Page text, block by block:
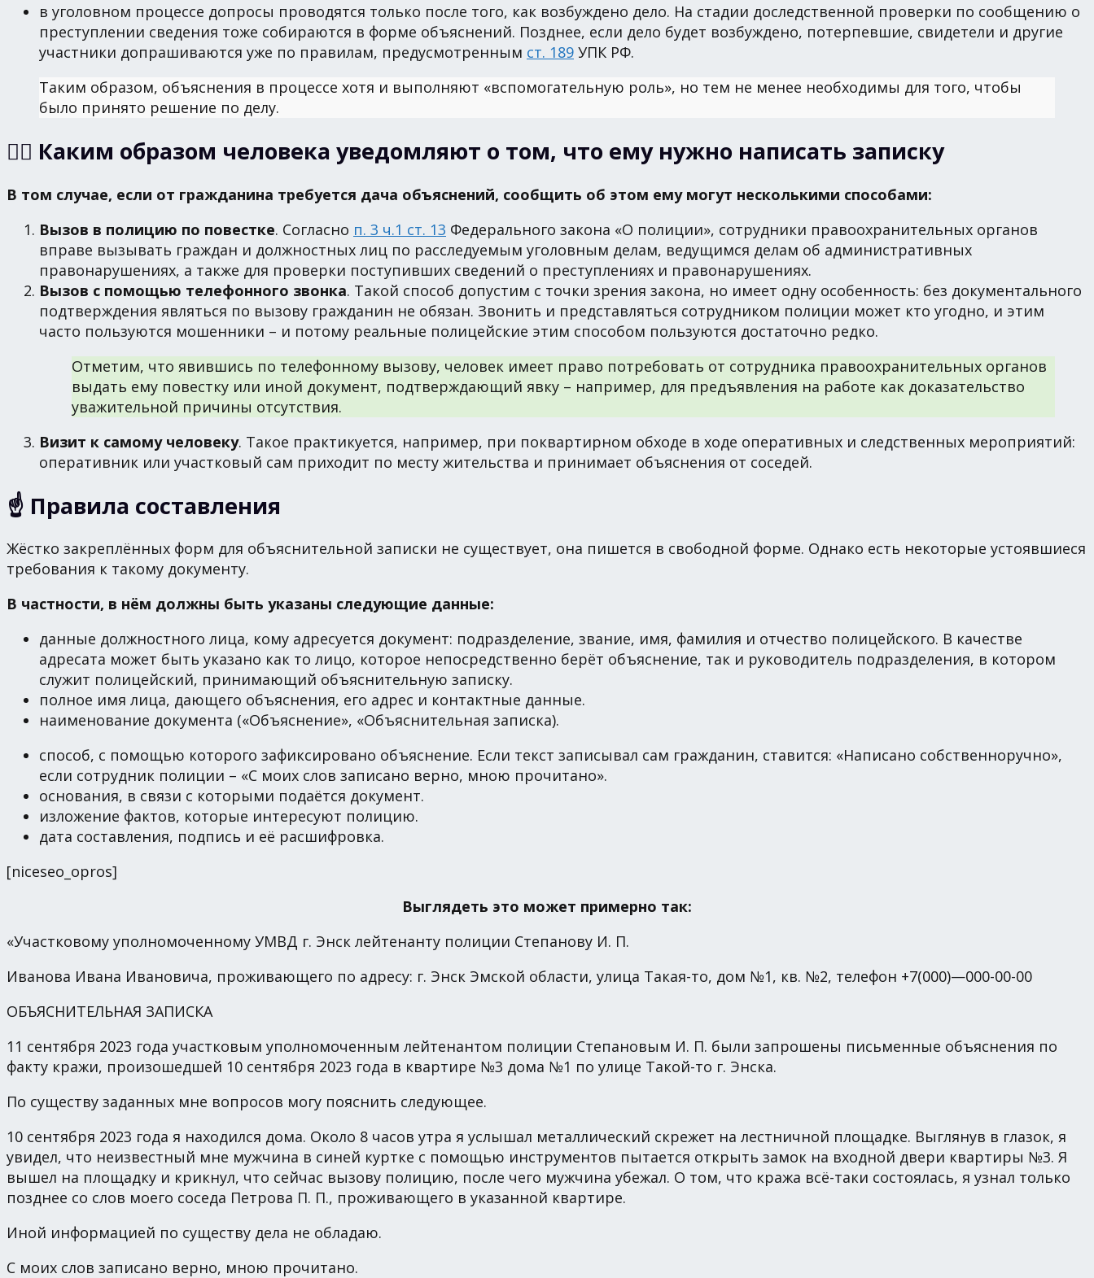
в уголовном процессе допросы проводятся только после того, как возбуждено дело. На стадии доследственной проверки по сообщению о
преступлении сведения тоже собираются в форме объяснений. Позднее, если дело будет возбуждено, потерпевшие, свидетели и другие
участники допрашиваются уже по правилам, предусмотренным ст. 189 УПК РФ.
Таким образом, объяснения в процессе хотя и выполняют «вспомогательную роль», но тем не менее необходимы для того, чтобы
было принято решение по делу.
🙋‍♂️ Каким образом человека уведомляют о том, что ему нужно написать записку
В том случае, если от гражданина требуется дача объяснений, сообщить об этом ему могут несколькими способами:
Вызов в полицию по повестке. Согласно п. 3 ч.1 ст. 13 Федерального закона «О полиции», сотрудники правоохранительных органов
вправе вызывать граждан и должностных лиц по расследуемым уголовным делам, ведущимся делам об административных
правонарушениях, а также для проверки поступивших сведений о преступлениях и правонарушениях.
Вызов с помощью телефонного звонка. Такой способ допустим с точки зрения закона, но имеет одну особенность: без документального
подтверждения являться по вызову гражданин не обязан. Звонить и представляться сотрудником полиции может кто угодно, и этим
часто пользуются мошенники – и потому реальные полицейские этим способом пользуются достаточно редко.
Отметим, что явившись по телефонному вызову, человек имеет право потребовать от сотрудника правоохранительных органов
выдать ему повестку или иной документ, подтверждающий явку – например, для предъявления на работе как доказательство
уважительной причины отсутствия.
Визит к самому человеку. Такое практикуется, например, при поквартирном обходе в ходе оперативных и следственных мероприятий:
оперативник или участковый сам приходит по месту жительства и принимает объяснения от соседей.
☝️ Правила составления
Жёстко закреплённых форм для объяснительной записки не существует, она пишется в свободной форме. Однако есть некоторые устоявшиеся
требования к такому документу.
В частности, в нём должны быть указаны следующие данные:
данные должностного лица, кому адресуется документ: подразделение, звание, имя, фамилия и отчество полицейского. В качестве
адресата может быть указано как то лицо, которое непосредственно берёт объяснение, так и руководитель подразделения, в котором
служит полицейский, принимающий объяснительную записку.
полное имя лица, дающего объяснения, его адрес и контактные данные.
наименование документа («Объяснение», «Объяснительная записка).
способ, с помощью которого зафиксировано объяснение. Если текст записывал сам гражданин, ставится: «Написано собственноручно»,
если сотрудник полиции – «С моих слов записано верно, мною прочитано».
основания, в связи с которыми подаётся документ.
изложение фактов, которые интересуют полицию.
дата составления, подпись и её расшифровка.
[niceseo_opros]
Выглядеть это может примерно так:
«Участковому уполномоченному УМВД г. Энск лейтенанту полиции Степанову И. П.
Иванова Ивана Ивановича, проживающего по адресу: г. Энск Эмской области, улица Такая-то, дом №1, кв. №2, телефон +7(000)—000-00-00
ОБЪЯСНИТЕЛЬНАЯ ЗАПИСКА
11 сентября 2023 года участковым уполномоченным лейтенантом полиции Степановым И. П. были запрошены письменные объяснения по
факту кражи, произошедшей 10 сентября 2023 года в квартире №3 дома №1 по улице Такой-то г. Энска.
По существу заданных мне вопросов могу пояснить следующее.
10 сентября 2023 года я находился дома. Около 8 часов утра я услышал металлический скрежет на лестничной площадке. Выглянув в глазок, я
увидел, что неизвестный мне мужчина в синей куртке с помощью инструментов пытается открыть замок на входной двери квартиры №3. Я
вышел на площадку и крикнул, что сейчас вызову полицию, после чего мужчина убежал. О том, что кража всё-таки состоялась, я узнал только
позднее со слов моего соседа Петрова П. П., проживающего в указанной квартире.
Иной информацией по существу дела не обладаю.
С моих слов записано верно, мною прочитано.